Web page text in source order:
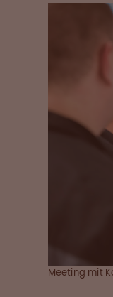
Meeting mit